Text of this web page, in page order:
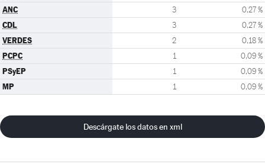
ANC 3 0,27 %
CDL 3 0,27 %
VERDES 2 0,18 %
PCPC 1 0,09 %
PSyEP 1 0,09 %
MP 1 0,09 %
Descárgate los datos en xml